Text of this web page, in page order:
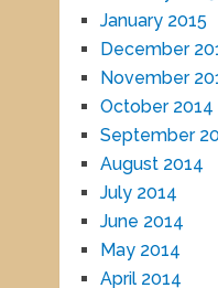
January 2015
December
November
October 2014
September
August 2014
July 2014
June 2014
May 2014
April 2014